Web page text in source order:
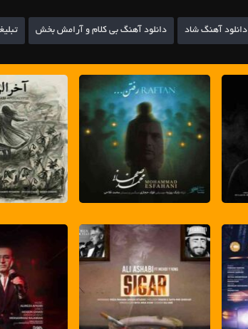
دانلود آهنگ شاد دانلود آهنگ بی کلام و آرامش بخش